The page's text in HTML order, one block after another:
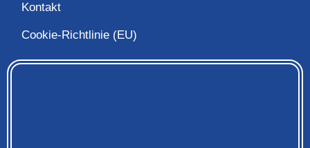
Kontakt
Cookie-Richtlinie (EU)